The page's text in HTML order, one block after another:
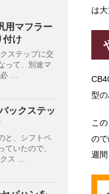
は
型
こ
の
週
用マフラー
付け
ステップに交
って、別途マ
必 …
ックステッ
と、シフトペ
ていたので、
クス …